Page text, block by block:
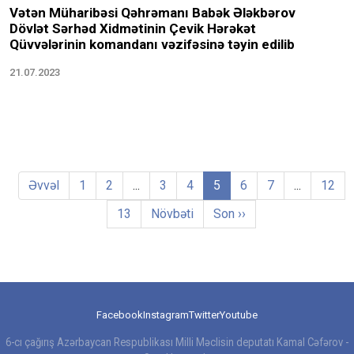
Vətən Müharibəsi Qəhrəmanı Babək Ələkbərov
Dövlət Sərhəd Xidmətinin Çevik Hərəkət
Qüvvələrinin komandanı vəzifəsinə təyin edilib
21.07.2023
Əvvəl 1 2 ... 3 4 5 6 7 ...
12
13
Növbəti Son ››
FacebookInstagramTwitterYoutube
6-cı çağırış Azərbaycan Respublikası Milli Məclisin deputatı Kamal Cəfərov -